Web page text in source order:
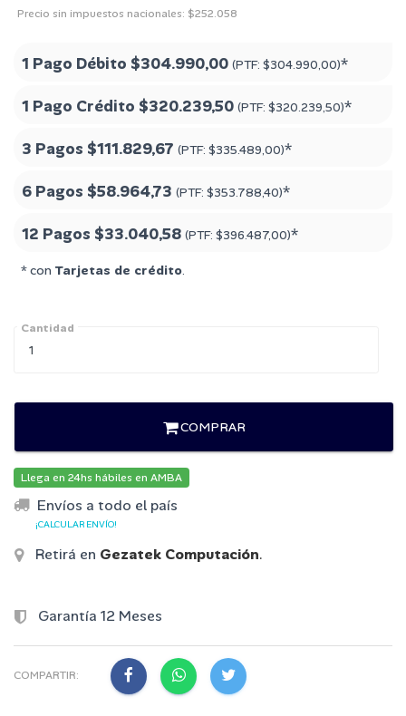
Precio sin impuestos nacionales: $252.058
1 Pago Débito $304.990,00 (PTF: $304.990,00)*
1 Pago Crédito $320.239,50 (PTF: $320.239,50)*
3 Pagos $111.829,67 (PTF: $335.489,00)*
6 Pagos $58.964,73 (PTF: $353.788,40)*
12 Pagos $33.040,58 (PTF: $396.487,00)*
* con Tarjetas de crédito.
Cantidad
COMPRAR
Llega en 24hs hábiles en AMBA
Envíos a todo el país
¡CALCULAR ENVÍO!
Retirá en Gezatek Computación.
Garantía 12 Meses
COMPARTIR: